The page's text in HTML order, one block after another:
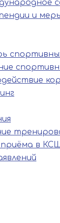
и
в КСШ